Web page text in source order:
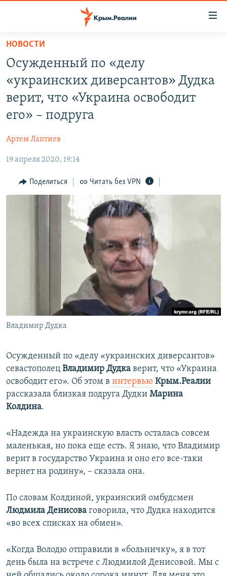
Вернуться
основному
содержанию
Вернутся
главной
Вернутся
СПЕЦПРОЕКТЫ
ВОДА
ИНФОГРАФИКА
ТЕЛЕПРОЕКТ КРЫМ.РЕАЛИИ
СОВЕТЫ ПРАВОЗАЩИТНИКОВ
ПРОПАВШИЕ БЕЗ ВЕСТИ
ПОБЕДИТЕЛЕЙ НЕ СУДЯТ?
КРЫМ.НЕПОКОРЕННЫЙ
УКРАИНСКАЯ ПРОБЛЕМА КРЫМА
РАДІО СВОБОДА
КАК ОБОЙТИ БЛОКИРОВКУ
Все сайты RFE/RL
НОВОСТИ
Осужденный по «делу
«украинских диверсантов» Дудка
верит, что «Украина освободит
его» – подруга
Артем Лаптиев
19 апреля 2020, 19:14
Поделиться Читать без VPN
Владимир Дудка
Осужденный по «делу «украинских диверсантов»
севастополец Владимир Дудка верит, что «Украина
освободит его». Об этом в интервью Крым.Реалии
рассказала близкая подруга Дудки Марина
Колдина.
«Надежда на украинскую власть осталась совсем
маленькая, но пока еще есть. Я знаю, что Владимир
верит в государство Украина и оно его все-таки
вернет на родину», – сказала она.
По словам Колдиной, украинский омбудсмен
Людмила Денисова говорила, что Дудка находится
«во всех списках на обмен».
«Когда Володю отправили в «больничку», я в тот
день была на встрече с Людмилой Денисовой. Мы с